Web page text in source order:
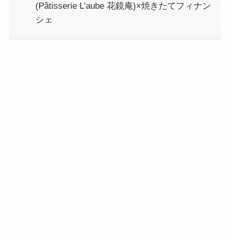
(Pâtisserie L’aube 花鏡庵)×焼きたてフィナン
シェ